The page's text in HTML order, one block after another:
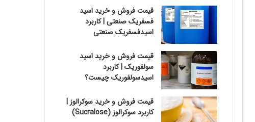
قیمت فروش و خرید اسید
فسفریک صنعتی | کاربرد
اسیدفسفریک صنعتی
قیمت فروش و خرید اسید
سولفوریک | کاربرد
اسیدسولفوریک چیست؟
قیمت فروش و خرید سوکرالوز |
کاربرد سوکرالوز (Sucralose)